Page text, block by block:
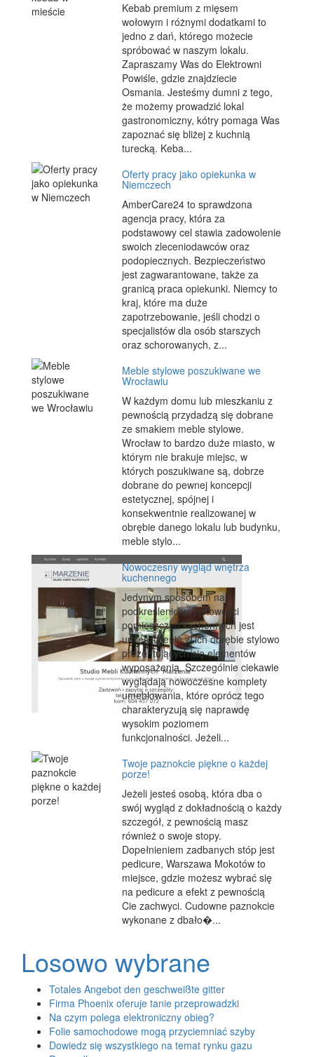
Kebab premium z mięsem
wołowym i różnymi dodatkami to
jedno z dań, którego możecie
spróbować w naszym lokalu.
Zapraszamy Was do Elektrowni
Powiśle, gdzie znajdziecie
Osmania. Jesteśmy dumni z tego,
że możemy prowadzić lokal
gastronomiczny, kótry pomaga Was
zapoznać się bliżej z kuchnią
turecką. Keba...
Oferty pracy jako opiekunka w
Niemczech
AmberCare24 to sprawdzona
agencja pracy, która za
podstawowy cel stawia zadowolenie
swoich zleceniodawców oraz
podopiecznych. Bezpieczeństwo
jest zagwarantowane, także za
granicą praca opiekunki. Niemcy to
kraj, które ma duże
zapotrzebowanie, jeśli chodzi o
specjalistów dla osób starszych
oraz schorowanych, z...
Meble stylowe poszukiwane we
Wrocławiu
W każdym domu lub mieszkaniu z
pewnością przydadzą się dobrane
ze smakiem meble stylowe.
Wrocław to bardzo duże miasto, w
którym nie brakuje miejsc, w
których poszukiwane są, dobrze
dobrane do pewnej koncepcji
estetycznej, spójnej i
konsekwentnie realizowanej w
obrębie danego lokalu lub budynku,
meble stylo...
Nowoczesny wygląd wnętrza
kuchennego
Jedynym sposobem na
podkreślenie wyjątkowości
pomieszczeń kuchennych jest
umieszczenie w ich obrębie stylowo
prezentujących się elementów
wyposażenia. Szczególnie ciekawie
wyglądają nowoczesne komplety
umeblowania, które oprócz tego
charakteryzują się naprawdę
wysokim poziomem
funkcjonalności. Jeżeli...
Twoje paznokcie piękne o każdej
porze!
Jeżeli jesteś osobą, która dba o
swój wygląd z dokładnością o każdy
szczegół, z pewnością masz
również o swoje stopy.
Dopełnieniem zadbanych stóp jest
pedicure, Warszawa Mokotów to
miejsce, gdzie możesz wybrać się
na pedicure a efekt z pewnością
Cie zachwyci. Cudowne paznokcie
wykonane z dbało�...
Losowo wybrane
Totales Angebot den geschweißte gitter
Firma Phoenix oferuje tanie przeprowadzki
Na czym polega elektroniczny obieg?
Folie samochodowe mogą przyciemniać szyby
Dowiedz się wszystkiego na temat rynku gazu